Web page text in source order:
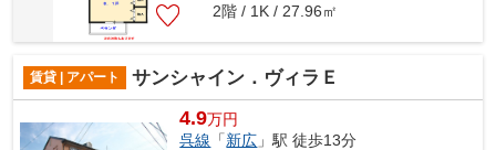
2階 / 1K / 27.96㎡
賃貸 | アパート サンシャイン．ヴィラＥ
4.9万円
呉線 「新広 」駅 徒歩13分